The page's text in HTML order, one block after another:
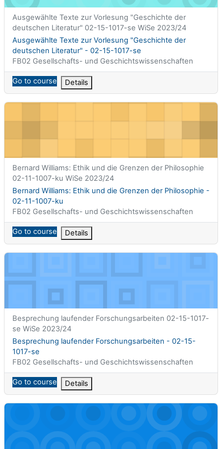
Titolo abbreviato del corso
Ausgewählte Texte zur Vorlesung "Geschichte der
deutschen Literatur" 02-15-1017-se WiSe 2023/24
Titolo del corso
Ausgewählte Texte zur Vorlesung "Geschichte der
deutschen Literatur" - 02-15-1017-se
Categoria di corsi
FB02 Gesellschafts- und Geschichtswissenschaften
Go to course Details
Bernard Williams: Ethik und die Grenzen der Philosophie - 02-
Titolo abbreviato del corso
Bernard Williams: Ethik und die Grenzen der Philosophie
02-11-1007-ku WiSe 2023/24
Titolo del corso
Bernard Williams: Ethik und die Grenzen der Philosophie -
02-11-1007-ku
Categoria di corsi
FB02 Gesellschafts- und Geschichtswissenschaften
Go to course Details
Besprechung laufender Forschungsarbeiten - 02-15-1017-se
Titolo abbreviato del corso
Besprechung laufender Forschungsarbeiten 02-15-1017-
se WiSe 2023/24
Titolo del corso
Besprechung laufender Forschungsarbeiten - 02-15-
1017-se
Categoria di corsi
FB02 Gesellschafts- und Geschichtswissenschaften
Go to course Details
Christentum und die Weltreligionen: Religiöse Landschaft